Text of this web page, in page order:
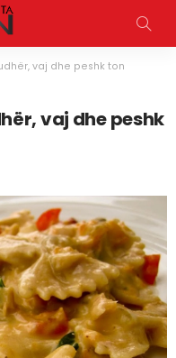
vaj dhe peshk ton
vaj dhe peshk